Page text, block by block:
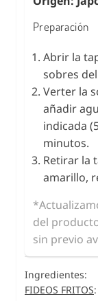
Preparación
Abrir la
sobres
Verter la
añadir
indicada
minutos.
Retirar la
amarillo,
del
sin previo
Ingredientes:
FIDEOS FRITOS